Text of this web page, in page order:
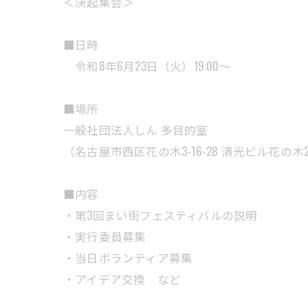
■日時
令和8年6月23日（火）19:00〜
■場所
一般社団法人しん 多目的室
（名古屋市西区花の木3-16-28 清光ビル花の木
■内容
・第3回まい街フェスティバルの説明
・実行委員募集
・当日ボランティア募集
・アイデア交換 など